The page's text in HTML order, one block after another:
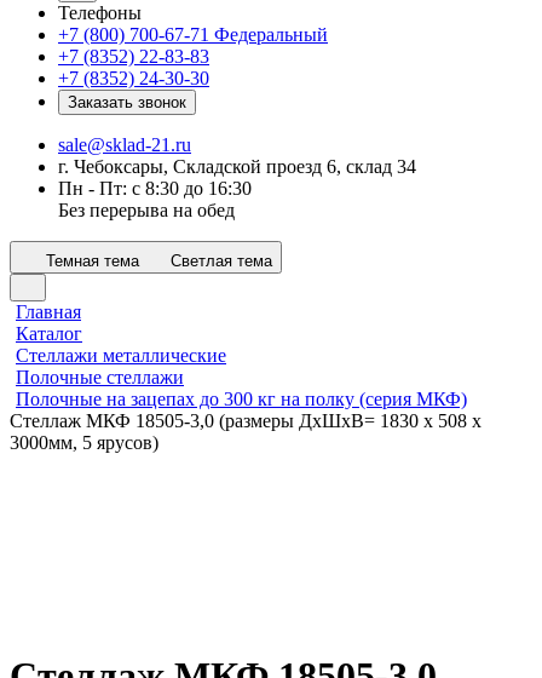
Телефоны
+7 (800) 700-67-71 Федеральный
+7 (8352) 22-83-83
+7 (8352) 24-30-30
Заказать звонок
sale@sklad-21.ru
г. Чебоксары, Складской проезд 6, склад 34
Пн - Пт: с 8:30 до 16:30
Без перерыва на обед
Темная тема Светлая тема
Главная
Каталог
Стеллажи металлические
Полочные стеллажи
Полочные на зацепах до 300 кг на полку (серия МКФ)
Стеллаж МКФ 18505-3,0 (размеры ДхШхВ= 1830 x 508 x
3000мм, 5 ярусов)